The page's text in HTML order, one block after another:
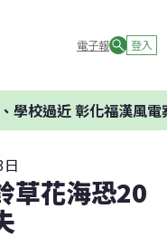
電子報 登入
校過近 彰化福漢風電案
草花海恐20